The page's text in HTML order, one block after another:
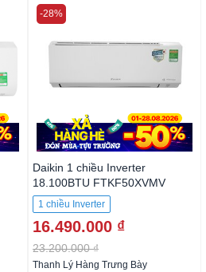
Daikin 1 chiều Inverter
18.100BTU FTKF50XVMV
1 chiều Inverter
16.490.000 ₫
23.200.000 ₫
-28%
Thanh Lý Hàng Trưng Bày